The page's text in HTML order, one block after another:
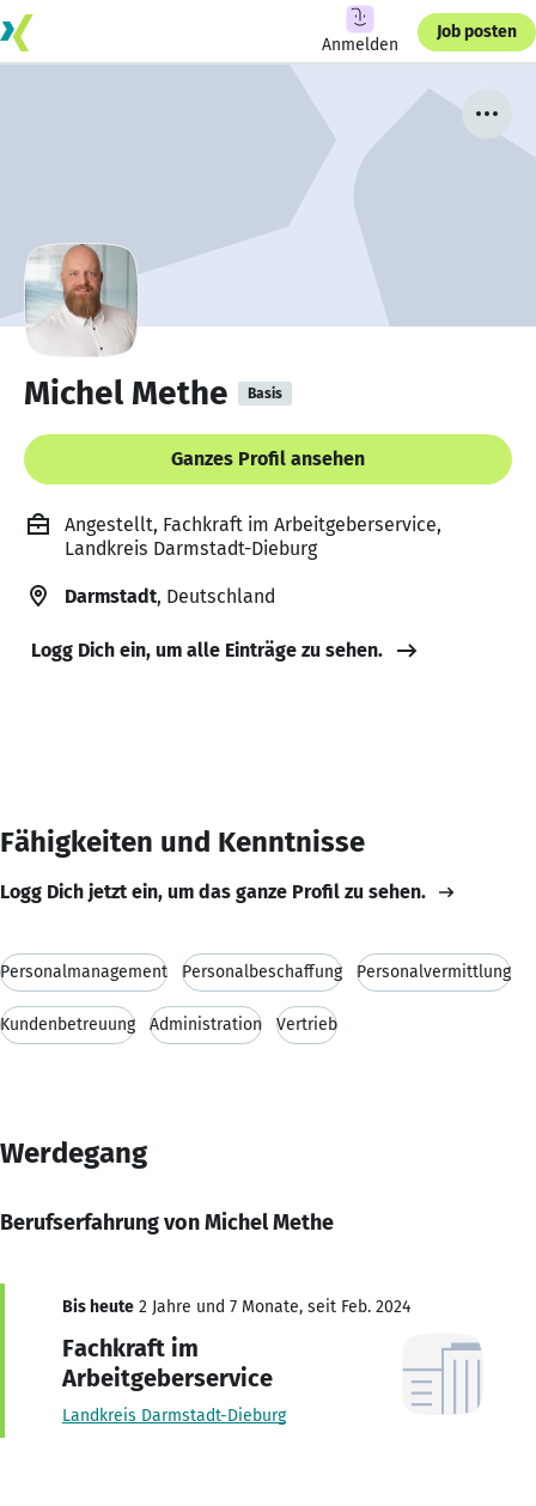
Anmelden
Job posten
Michel Methe Basis
Ganzes Profil ansehen
Angestellt, Fachkraft im Arbeitgeberservice,
Landkreis Darmstadt-Dieburg
Darmstadt, Deutschland
Logg Dich ein, um alle Einträge zu sehen.
Fähigkeiten und Kenntnisse
Logg Dich jetzt ein, um das ganze Profil zu sehen.
Personalmanagement Personalbeschaffung Personalvermittlung
Kundenbetreuung Administration Vertrieb
Werdegang
Berufserfahrung von Michel Methe
Bis heute 2 Jahre und 7 Monate, seit Feb. 2024
Fachkraft im
Arbeitgeberservice
Landkreis Darmstadt-Dieburg